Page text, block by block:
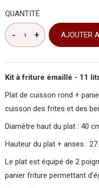
QUANTITÉ
AJOUTER
Kit à friture émaillé - 11
Plat de cuisson rond +
cuisson des frites et des
Diamètre haut du plat : 40
Hauteur du plat + anses :
Le plat est équipé de 2
panier friture permettant